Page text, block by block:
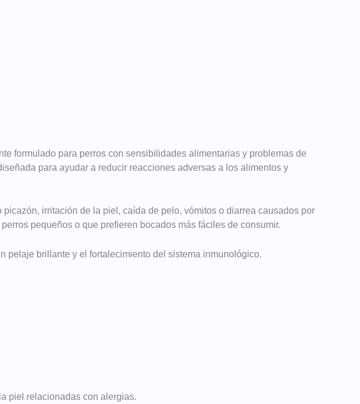
formulado para perros con sensibilidades alimentarias y problemas de
para ayudar a reducir reacciones adversas a los alimentos y
irritación de la piel, caída de pelo, vómitos o diarrea causados por
pequeños o que prefieren bocados más fáciles de consumir.
pelaje brillante y el fortalecimiento del sistema inmunológico.
piel relacionadas con alergias.